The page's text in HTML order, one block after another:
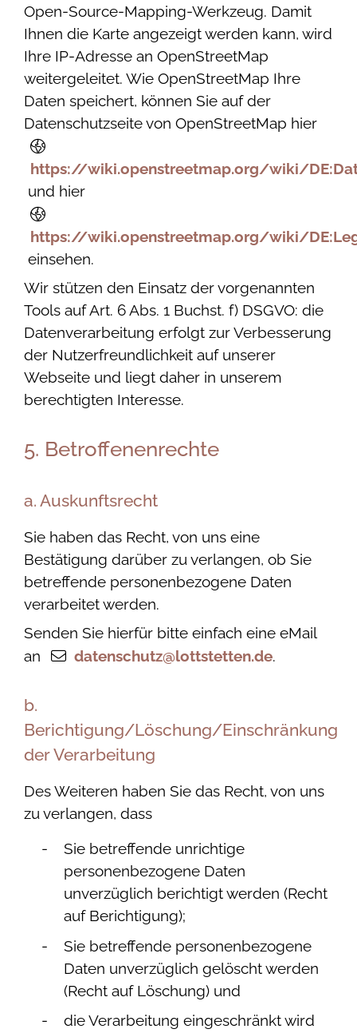
Open-Source-Mapping-Werkzeug. Damit
Ihnen die Karte angezeigt werden kann, wird
Ihre IP-Adresse an OpenStreetMap
weitergeleitet. Wie OpenStreetMap Ihre
Daten speichert, können Sie auf der
Datenschutzseite von OpenStreetMap hier
https://wiki.openstreetmap.org/wiki/
und hier
https://wiki.openstreetmap.org/wiki/
einsehen.
Wir stützen den Einsatz der vorgenannten
Tools auf Art. 6 Abs. 1 Buchst. f) DSGVO: die
Datenverarbeitung erfolgt zur Verbesserung
der Nutzerfreundlichkeit auf unserer
Webseite und liegt daher in unserem
berechtigten Interesse.
5. Betroffenenrechte
a. Auskunftsrecht
Sie haben das Recht, von uns eine
Bestätigung darüber zu verlangen, ob Sie
betreffende personenbezogene Daten
verarbeitet werden.
Senden Sie hierfür bitte einfach eine eMail
an
datenschutz@lottstetten.de.
b.
Berichtigung/Löschung/Einschränkung
der Verarbeitung
Des Weiteren haben Sie das Recht, von uns
zu verlangen, dass
Sie betreffende unrichtige
personenbezogene Daten
unverzüglich berichtigt werden (Recht
auf Berichtigung);
Sie betreffende personenbezogene
Daten unverzüglich gelöscht werden
(Recht auf Löschung) und
die Verarbeitung eingeschränkt wird